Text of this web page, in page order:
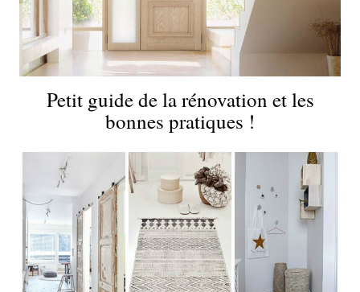
Petit guide de la rénovation et les
bonnes pratiques !